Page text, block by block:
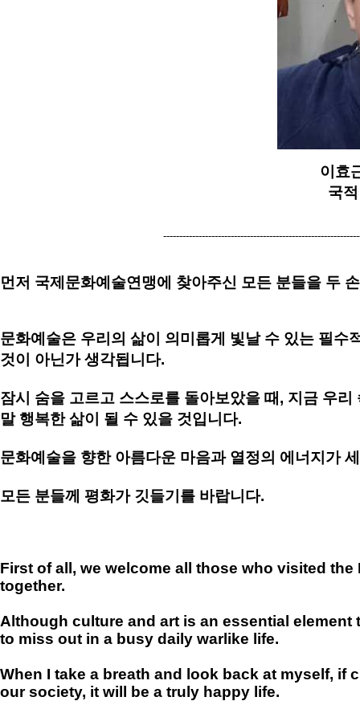
이효
국
먼저 국제문화예술연맹에 찾아주신 모든 분들을 두
문화예술은 우리의 삶이 의미롭게 빛날 수 있는 필수
것이 아닌가 생각됩니다.
잠시 숨을 고르고 스스로를 돌아보았을 때 , 지금 우리
말 행복한 삶이 될 수 있을 것입니다.
문화예술을 향한 아름다운 마음과 열정의 에너지가
모든 분들께 평화가 깃들기를 바랍니다.
First of all, we welcome all those who visited
together.
Although culture and art is an essential
to miss out in a busy daily warlike life.
When I take a breath and look back at myself, if
our society, it will be a truly happy life.